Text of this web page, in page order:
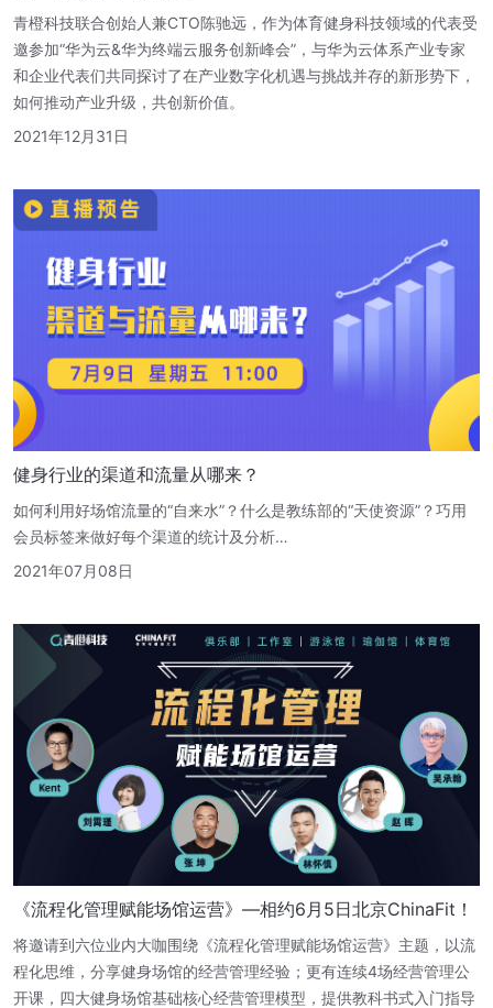
青橙科技联合创始人兼CTO陈驰远，作为体育健身科技领域的代表受
邀参加“华为云&华为终端云服务创新峰会”，与华为云体系产业专家
和企业代表们共同探讨了在产业数字化机遇与挑战并存的新形势下，
如何推动产业升级，共创新价值。
2021年12月31日
健身行业的渠道和流量从哪来？
如何利用好场馆流量的“自来水”？什么是教练部的“天使资源”？巧用
会员标签来做好每个渠道的统计及分析…
2021年07月08日
《流程化管理赋能场馆运营》—相约6月5日北京ChinaFit！
将邀请到六位业内大咖围绕《流程化管理赋能场馆运营》主题，以流
程化思维，分享健身场馆的经营管理经验；更有连续4场经营管理公
开课，四大健身场馆基础核心经营管理模型，提供教科书式入门指导